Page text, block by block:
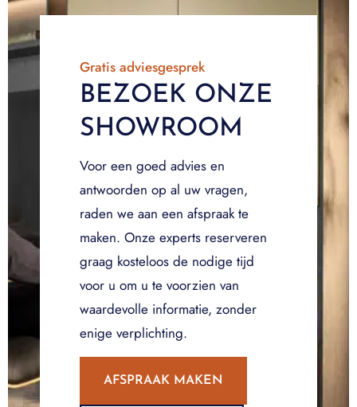
Gratis adviesgesprek
BEZOEK ONZE
SHOWROOM
Voor een goed advies en
antwoorden op al uw vragen,
raden we aan een afspraak te
maken. Onze experts reserveren
graag kosteloos de nodige tijd
voor u om u te voorzien van
waardevolle informatie, zonder
enige verplichting.
AFSPRAAK MAKEN